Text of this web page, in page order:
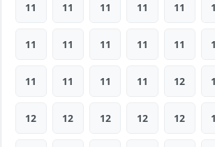
11 11 11 11 11
11 11 11 11 11
11 11 11 11 12
12 12 12 12 12